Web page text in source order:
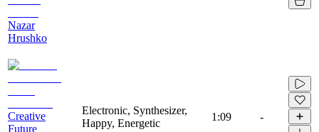
Nazar
Hrushko
Creative
Future
Electronic, Synthesizer,
Happy, Energetic
1:09 -